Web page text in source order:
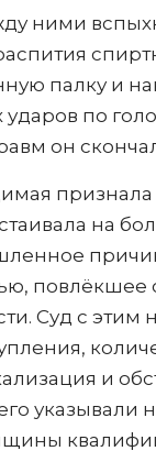
ними
палку и
по
он
на
повлёкшее
Суд с этим
и
указывали